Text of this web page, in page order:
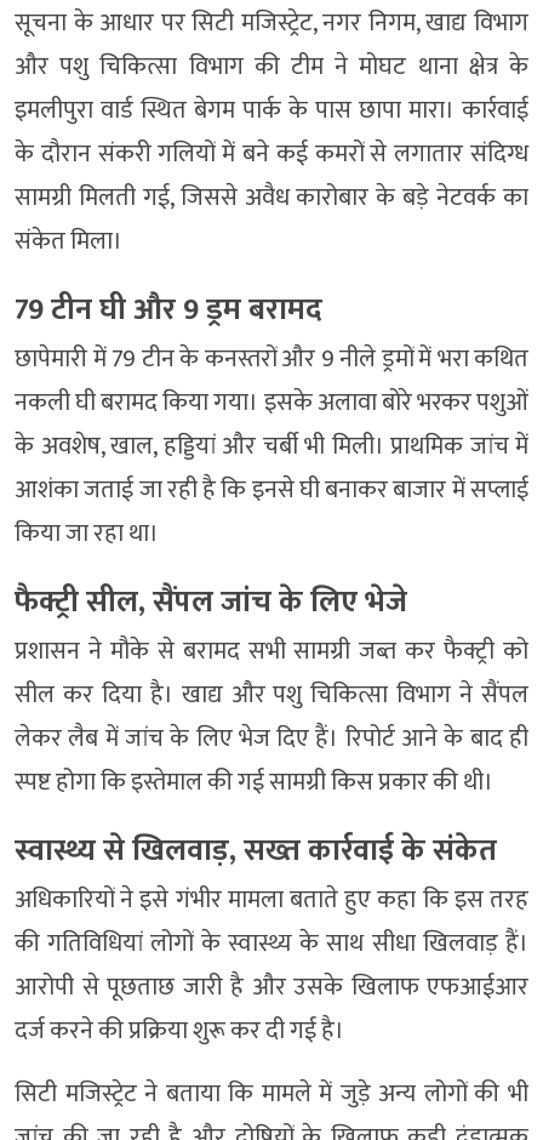
सूचना के आधार पर सिटी मजिस्ट्रेट, नगर निगम, खाद्य विभाग
और पशु चिकित्सा विभाग की टीम ने मोघट थाना क्षेत्र के
इमलीपुरा वार्ड स्थित बेगम पार्क के पास छापा मारा। कार्रवाई
के दौरान संकरी गलियों में बने कई कमरों से लगातार संदिग्ध
सामग्री मिलती गई, जिससे अवैध कारोबार के बड़े नेटवर्क का
संकेत मिला।
79 टीन घी और 9 ड्रम बरामद
छापेमारी में 79 टीन के कनस्तरों और 9 नीले ड्रमों में भरा कथित
नकली घी बरामद किया गया। इसके अलावा बोरे भरकर पशुओं
के अवशेष, खाल, हड्डियां और चर्बी भी मिली। प्राथमिक जांच में
आशंका जताई जा रही है कि इनसे घी बनाकर बाजार में सप्लाई
किया जा रहा था।
फैक्ट्री सील, सैंपल जांच के लिए भेजे
प्रशासन ने मौके से बरामद सभी सामग्री जब्त कर फैक्ट्री को
सील कर दिया है। खाद्य और पशु चिकित्सा विभाग ने सैंपल
लेकर लैब में जांच के लिए भेज दिए हैं। रिपोर्ट आने के बाद ही
स्पष्ट होगा कि इस्तेमाल की गई सामग्री किस प्रकार की थी।
स्वास्थ्य से खिलवाड़, सख्त कार्रवाई के संकेत
अधिकारियों ने इसे गंभीर मामला बताते हुए कहा कि इस तरह
की गतिविधियां लोगों के स्वास्थ्य के साथ सीधा खिलवाड़ हैं।
आरोपी से पूछताछ जारी है और उसके खिलाफ एफआईआर
दर्ज करने की प्रक्रिया शुरू कर दी गई है।
सिटी मजिस्ट्रेट ने बताया कि मामले में जुड़े अन्य लोगों की भी